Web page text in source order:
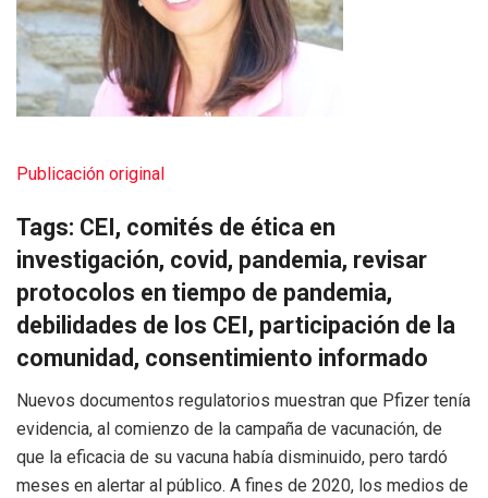
Publicación original
Tags: CEI, comités de ética en
investigación, covid, pandemia, revisar
protocolos en tiempo de pandemia,
debilidades de los CEI, participación de la
comunidad, consentimiento informado
Nuevos documentos regulatorios muestran que Pfizer tenía
evidencia, al comienzo de la campaña de vacunación, de
que la eficacia de su vacuna había disminuido, pero tardó
meses en alertar al público. A fines de 2020, los medios de